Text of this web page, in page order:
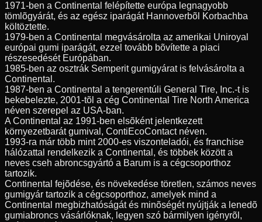
1971-ben a Continental felépítette európa legnagyobb
tömlõgyárát, és az egész iparágát Hannoverbõl Korbachba
költöztette.
1979-ben a Continental megvásárolta az amerikai Uniroyal
európai gumi iparágát, ezzel tovább bõvítette a piaci
részesedését Európában.
1985-ben az osztrák Semperit gumigyárat is felvásárolta a
Continental.
1987-ben a Continental a tengerentúli General Tire, Inc.-t is
bekebelezte, 2001-tõl a cég Continental Tire North America
néven szerepel az USA-ban.
A Continental az 1991-ben elsõként jelentkezett
környezetbarát gumival, ContiEcoContact néven.
1993-ra már több mint 2000-es viszonteladói, és franchise
hálózattal rendelkezik a Continental, és többek között a
neves cseh abroncsgyártó a Barum is a cégcsoporthoz
tartozik.
Continental fejõdése, és növekedése töretlen, számos neves
gumigyár tartozik a cégcsoporthoz, amelyek mind a
Continental megbizhatóságát és minõségét nyújtják a lenedõ
gumiabroncs vásárlóknak, legyen szó bármilyen igényrõl,